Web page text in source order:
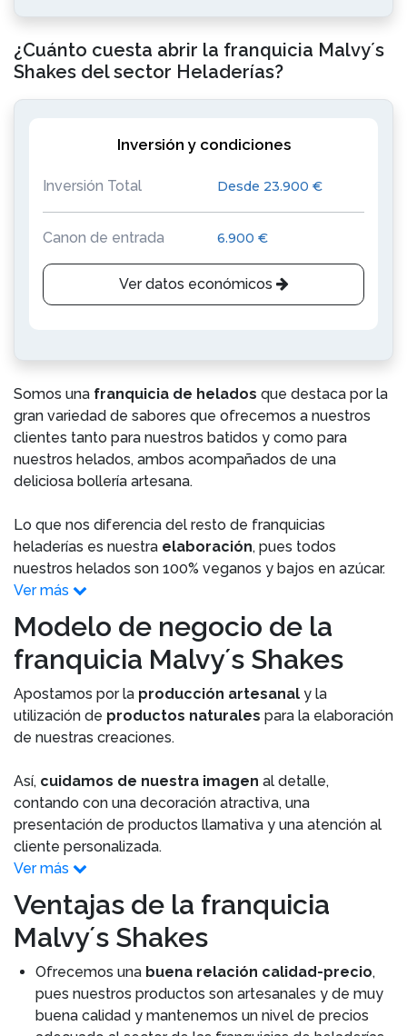
¿Cuánto cuesta abrir la franquicia Malvy´s
Shakes del sector Heladerías?
Inversión y condiciones
Inversión Total Desde 23.900 €
Canon de entrada 6.900 €
Ver datos económicos
Somos una franquicia de helados que destaca por la
gran variedad de sabores que ofrecemos a nuestros
clientes tanto para nuestros batidos y como para
nuestros helados, ambos acompañados de una
deliciosa bollería artesana.
Lo que nos diferencia del resto de franquicias
heladerías es nuestra elaboración, pues todos
nuestros helados son 100% veganos y bajos en azúcar.
Ver más
Modelo de negocio de la
franquicia Malvy´s Shakes
Apostamos por la producción artesanal y la
utilización de productos naturales para la elaboración
de nuestras creaciones.
Así, cuidamos de nuestra imagen al detalle,
contando con una decoración atractiva, una
presentación de productos llamativa y una atención al
cliente personalizada.
Ver más
Ventajas de la franquicia
Malvy´s Shakes
Ofrecemos una buena relación calidad-precio,
pues nuestros productos son artesanales y de muy
buena calidad y mantenemos un nivel de precios